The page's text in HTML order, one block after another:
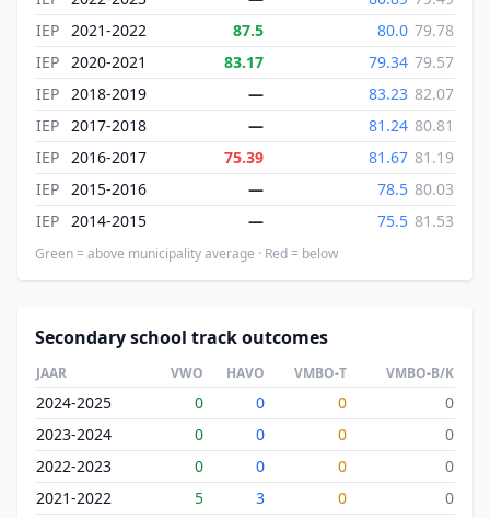
IEP 2021-2022 87.5 80.0 79.78
IEP 2020-2021 83.17 79.34 79.57
IEP 2018-2019 — 83.23 82.07
IEP 2017-2018 — 81.24 80.81
IEP 2016-2017 75.39 81.67 81.19
IEP 2015-2016 — 78.5 80.03
IEP 2014-2015 — 75.5 81.53
Green = above municipality average · Red = below
Secondary school track outcomes
JAAR VWO HAVO VMBO-T VMBO-B/K
2024-2025 0 0 0
0
2023-2024
0 0 0
0
2022-2023
0 0 0
0
2021-2022
5 3 0
0